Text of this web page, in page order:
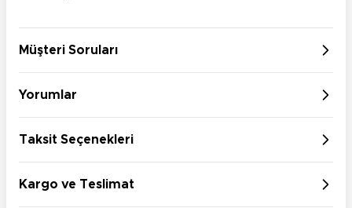
Müşteri Soruları
Yorumlar
Taksit Seçenekleri
Kargo ve Teslimat